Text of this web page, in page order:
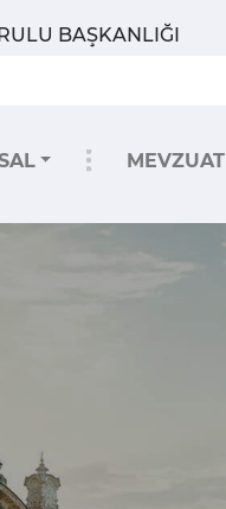
BAŞKANLIĞI
MEVZUAT